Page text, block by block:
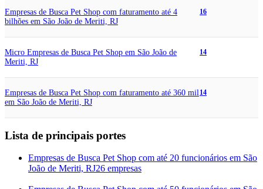
Empresas de Busca Pet Shop com faturamento até 4
bilhões em São João de Meriti, RJ
16
Micro Empresas de Busca Pet Shop em São João de
Meriti, RJ
14
Empresas de Busca Pet Shop com faturamento até 360 mil
em São João de Meriti, RJ
14
Lista de principais portes
Empresas de Busca Pet Shop com até 20 funcionários em São
João de Meriti, RJ26 empresas